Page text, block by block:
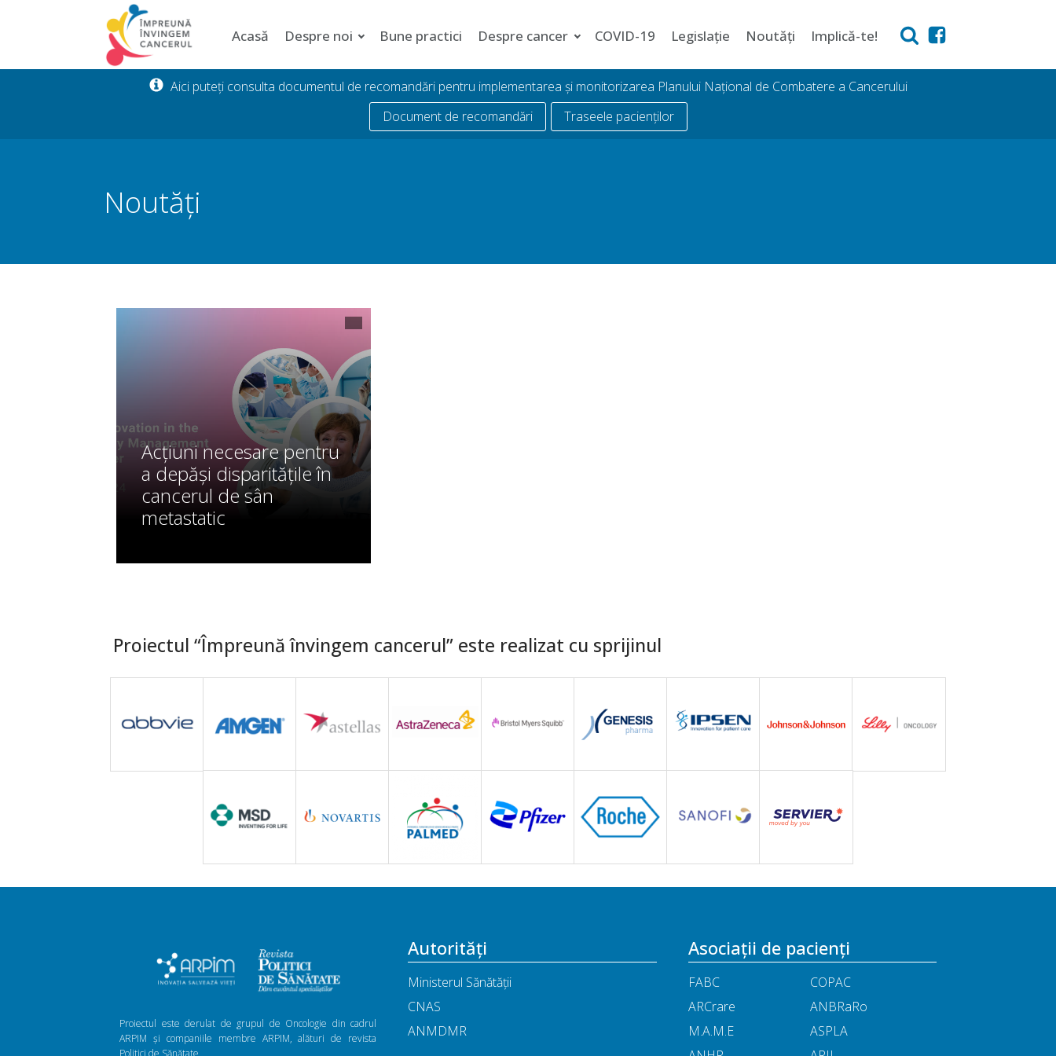
Acasă Despre noi Bune practici Despre cancer COVID-19 Legislație Noutăți Implică-te!
Aici puteți consulta documentul de recomandări pentru implementarea și monitorizarea Planului Național de Combatere a Cancerului
Document de recomandări
Traseele pacienților
Noutăți
Acțiuni necesare pentru
a depăși disparitățile în
cancerul de sân
metastatic
Proiectul “Împreună învingem cancerul” este realizat cu sprijinul
Proiectul este derulat de grupul de Oncologie din cadrul
ARPIM și companiile membre ARPIM, alături de revista
Politici de Sănătate
Autorități
Ministerul Sănătății
CNAS
ANMDMR
Asociații de pacienți
FABC
COPAC
ARCrare
ANBRaRo
M.A.M.E
ASPLA